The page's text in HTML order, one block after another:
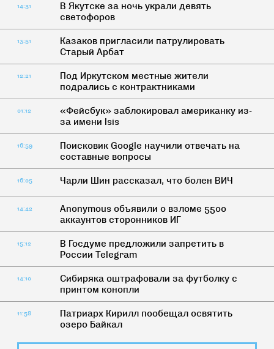
14:31
В Якутске за ночь украли девять
светофоров
13:51
Казаков пригласили патрулировать
Старый Арбат
12:21
Под Иркутском местные жители
подрались с контрактниками
01:12
«Фейсбук» заблокировал американку из-
за имени Isis
16:59
Поисковик Google научили отвечать на
составные вопросы
16:05 Чарли Шин рассказал, что болен ВИЧ
14:42
Anonymous объявили о взломе 5500
аккаунтов сторонников ИГ
15:12
В Госдуме предложили запретить в
России Telegram
14:10
Сибиряка оштрафовали за футболку с
принтом конопли
11:58
Патриарх Кирилл пообещал освятить
озеро Байкал